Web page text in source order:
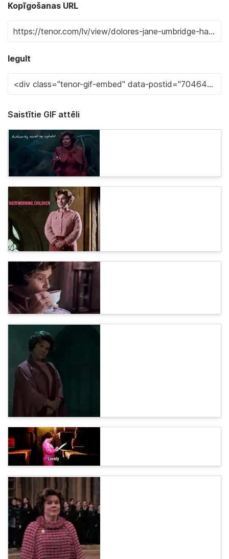
Kopīgošanas URL
Iegult
Saistītie GIF attēli